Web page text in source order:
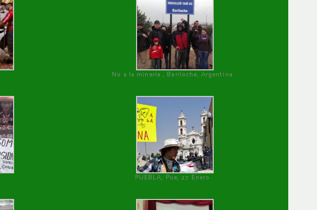
No a la minería , Bariloche, Argentina
PUEBLA, Pue, 27 Enero